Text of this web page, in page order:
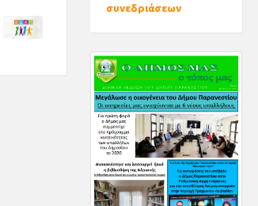
συνεδριάσεων